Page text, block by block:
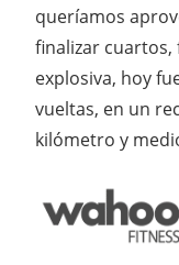
queríamos
finalizar
explosiva, hoy
vueltas, en un
kilómetro y